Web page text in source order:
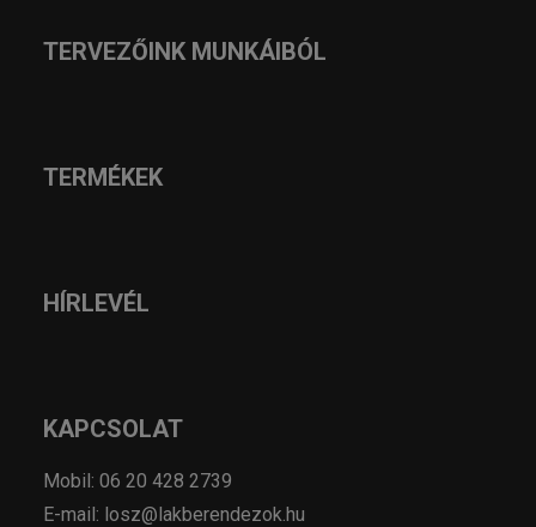
TERVEZŐINK MUNKÁIBÓL
TERMÉKEK
HÍRLEVÉL
KAPCSOLAT
Mobil: 06 20 428 2739
E-mail: losz@lakberendezok.hu